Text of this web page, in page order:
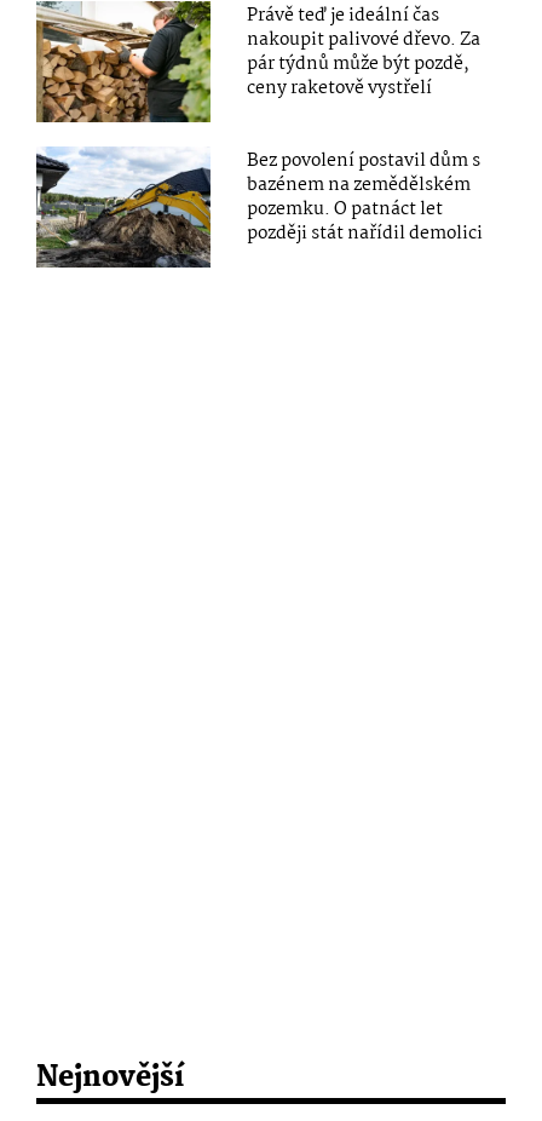
Právě teď je ideální čas
nakoupit palivové dřevo. Za
pár týdnů může být pozdě,
ceny raketově vystřelí
Bez povolení postavil dům s
bazénem na zemědělském
pozemku. O patnáct let
později stát nařídil demolici
Nejnovější